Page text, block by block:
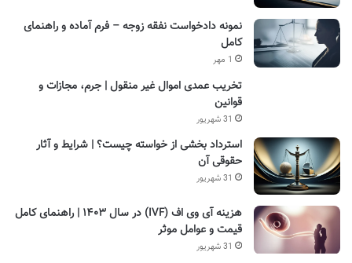
نمونه دادخواست نفقه زوجه – فرم آماده و راهنمای
کامل
1 مهر
تخریب عمدی اموال غیر منقول | جرم، مجازات و
قوانین
31 شهریور
استرداد بخشی از خواسته چیست؟ | شرایط و آثار
حقوقی آن
31 شهریور
هزینه آی وی اف (IVF) در سال ۱۴۰۳ | راهنمای کامل
قیمت و عوامل موثر
31 شهریور